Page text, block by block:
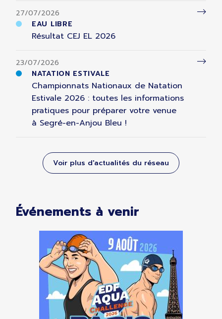
27/07/2026
EAU LIBRE
Résultat CEJ EL 2026
23/07/2026
NATATION ESTIVALE
Championnats Nationaux de Natation
Estivale 2026 : toutes les informations
pratiques pour préparer votre venue
à Segré-en-Anjou Bleu !
Voir plus d'actualités du réseau
Événements à venir